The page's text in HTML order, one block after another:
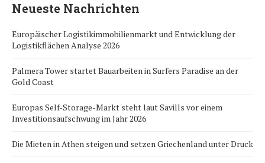
Neueste Nachrichten
Europäischer Logistikimmobilienmarkt und Entwicklung der
Logistikflächen Analyse 2026
Palmera Tower startet Bauarbeiten in Surfers Paradise an der
Gold Coast
Europas Self-Storage-Markt steht laut Savills vor einem
Investitionsaufschwung im Jahr 2026
Die Mieten in Athen steigen und setzen Griechenland unter Druck